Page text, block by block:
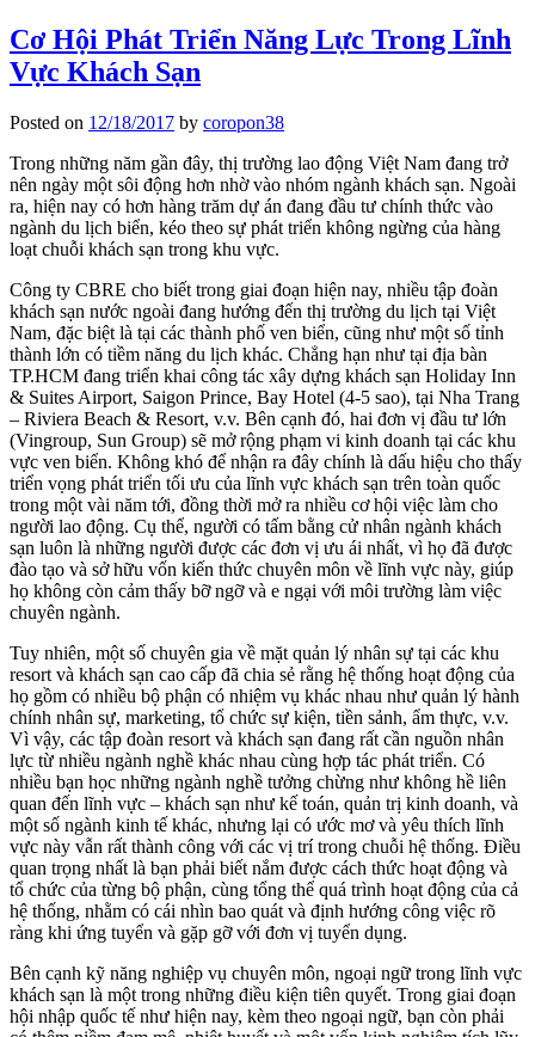
Cơ Hội Phát Triển Năng Lực Trong Lĩnh
Vực Khách Sạn
Posted on 12/18/2017 by coropon38
Trong những năm gần đây, thị trường lao động Việt Nam đang trở
nên ngày một sôi động hơn nhờ vào nhóm ngành khách sạn. Ngoài
ra, hiện nay có hơn hàng trăm dự án đang đầu tư chính thức vào
ngành du lịch biển, kéo theo sự phát triển không ngừng của hàng
loạt chuỗi khách sạn trong khu vực.
Công ty CBRE cho biết trong giai đoạn hiện nay, nhiều tập đoàn
khách sạn nước ngoài đang hướng đến thị trường du lịch tại Việt
Nam, đặc biệt là tại các thành phố ven biển, cũng như một số tỉnh
thành lớn có tiềm năng du lịch khác. Chẳng hạn như tại địa bàn
TP.HCM đang triển khai công tác xây dựng khách sạn Holiday Inn
& Suites Airport, Saigon Prince, Bay Hotel (4-5 sao), tại Nha Trang
– Riviera Beach & Resort, v.v. Bên cạnh đó, hai đơn vị đầu tư lớn
(Vingroup, Sun Group) sẽ mở rộng phạm vi kinh doanh tại các khu
vực ven biển. Không khó để nhận ra đây chính là dấu hiệu cho thấy
triển vọng phát triển tối ưu của lĩnh vực khách sạn trên toàn quốc
trong một vài năm tới, đồng thời mở ra nhiều cơ hội việc làm cho
người lao động. Cụ thể, người có tấm bằng cử nhân ngành khách
sạn luôn là những người được các đơn vị ưu ái nhất, vì họ đã được
đào tạo và sở hữu vốn kiến thức chuyên môn về lĩnh vực này, giúp
họ không còn cảm thấy bỡ ngỡ và e ngại với môi trường làm việc
chuyên ngành.
Tuy nhiên, một số chuyên gia về mặt quản lý nhân sự tại các khu
resort và khách sạn cao cấp đã chia sẻ rằng hệ thống hoạt động của
họ gồm có nhiều bộ phận có nhiệm vụ khác nhau như quản lý hành
chính nhân sự, marketing, tổ chức sự kiện, tiền sảnh, ẩm thực, v.v.
Vì vậy, các tập đoàn resort và khách sạn đang rất cần nguồn nhân
lực từ nhiều ngành nghề khác nhau cùng hợp tác phát triển. Có
nhiều bạn học những ngành nghề tưởng chừng như không hề liên
quan đến lĩnh vực – khách sạn như kế toán, quản trị kinh doanh, và
một số ngành kinh tế khác, nhưng lại có ước mơ và yêu thích lĩnh
vực này vẫn rất thành công với các vị trí trong chuỗi hệ thống. Điều
quan trọng nhất là bạn phải biết nắm được cách thức hoạt động và
tổ chức của từng bộ phận, cùng tổng thể quá trình hoạt động của cả
hệ thống, nhằm có cái nhìn bao quát và định hướng công việc rõ
ràng khi ứng tuyển và gặp gỡ với đơn vị tuyển dụng.
Bên cạnh kỹ năng nghiệp vụ chuyên môn, ngoại ngữ trong lĩnh vực
khách sạn là một trong những điều kiện tiên quyết. Trong giai đoạn
hội nhập quốc tế như hiện nay, kèm theo ngoại ngữ, bạn còn phải